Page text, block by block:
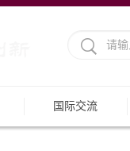
国际交流